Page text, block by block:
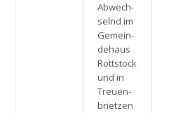
Abwech­
selnd im
Gemein­
de­haus
Rott­stock
und in
Treu­en­
briet­zen